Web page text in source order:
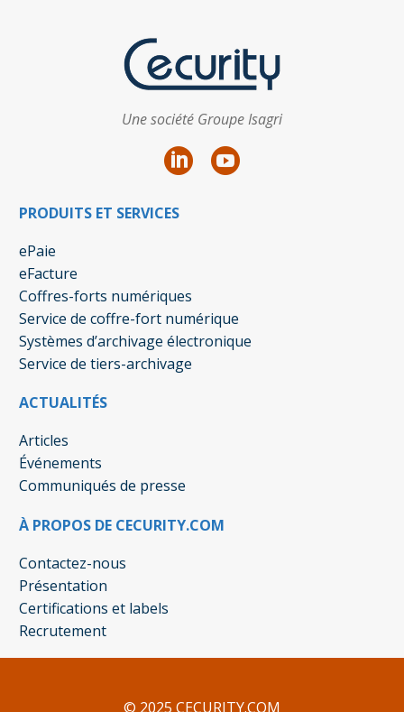
Une société Groupe Isagri
PRODUITS ET SERVICES
ePaie
eFacture
Coffres-forts numériques
Service de coffre-fort numérique
Systèmes d’archivage électronique
Service de tiers-archivage
ACTUALITÉS
Articles
Événements
Communiqués de presse
À PROPOS DE CECURITY.COM
Contactez-nous
Présentation
Certifications et labels
Recrutement
© 2025 CECURITY.COM